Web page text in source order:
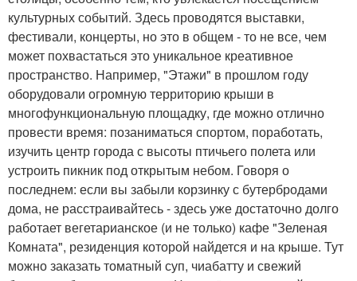
культурных событий. Здесь проводятся выставки,
фестивали, концерты, но это в общем - то не все, чем
может похвастаться это уникальное креативное
пространство. Например, "Этажи" в прошлом году
оборудовали огромную территорию крыши в
многофункциональную площадку, где можно отлично
провести время: позаниматься спортом, поработать,
изучить центр города с высоты птичьего полета или
устроить пикник под открытым небом. Говоря о
последнем: если вы забыли корзинку с бутербродами
дома, не расстраивайтесь - здесь уже достаточно долго
работает вегетарианское (и не только) кафе "Зеленая
Комната", резиденция которой найдется и на крыше. Тут
можно заказать томатный суп, чиабатту и свежий